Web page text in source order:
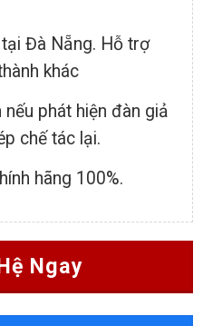
Đà Nẵng. Hỗ trợ
khác
phát hiện đàn giả
chế tác lại.
hãng 100%.
Ngay